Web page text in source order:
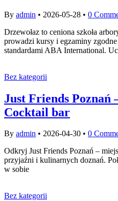
By admin • 2026-05-28 • 0
Drzewołaz to ceniona szkoła
prowadzi kursy i egzaminy
standardami ABA International.
Bez kategorii
Just Friends Poznań
Cocktail bar
By admin • 2026-04-30 • 0
Odkryj Just Friends Poznań –
przyjaźni i kulinarnych doznań.
w sobie
Bez kategorii